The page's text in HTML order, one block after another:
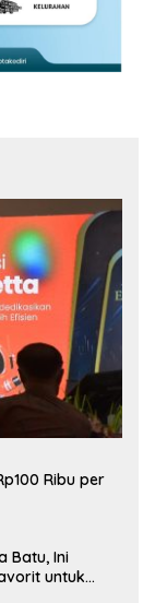
Ribu per
Batu, Ini
untuk